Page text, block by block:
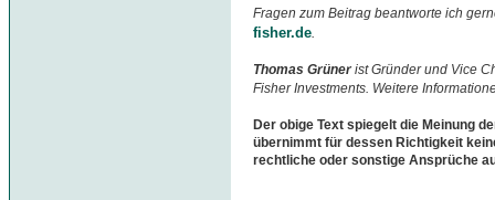
Fragen zum Beitrag beantworte ich
fisher.de
Thomas Grünerist Gründer und Vice
Fisher Investments. Weitere
Der obige Text spiegelt die Meinung
übernimmt für dessen Richtigkeit
rechtliche oder sonstige Ansprüche